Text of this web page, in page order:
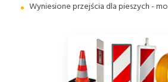
Aktywne
przejście
Progi
zwalniające
Światła
wczesnego
ostrzegania
Wyniesione przejścia dla pieszych -